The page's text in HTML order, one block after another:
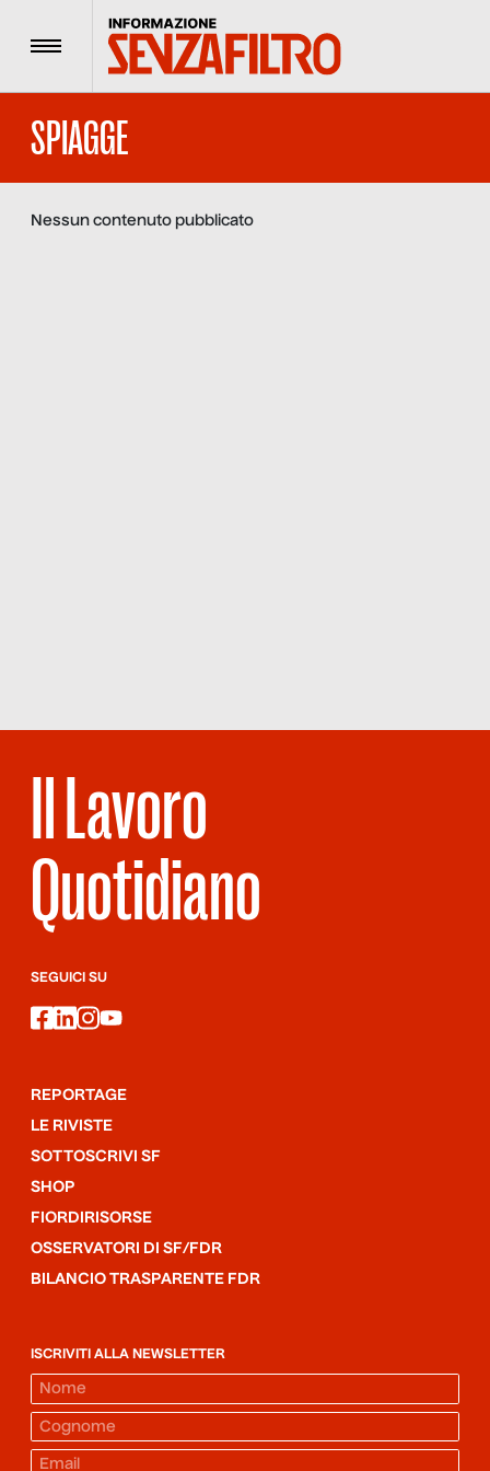
Menu
SPIAGGE
Nessun contenuto pubblicato
Il Lavoro
Quotidiano
SEGUICI SU
facebook
linkedin
instagram
youtube
REPORTAGE
LE RIVISTE
SOTTOSCRIVI SF
SHOP
FIORDIRISORSE
OSSERVATORI DI SF/FDR
BILANCIO TRASPARENTE FDR
ISCRIVITI ALLA NEWSLETTER